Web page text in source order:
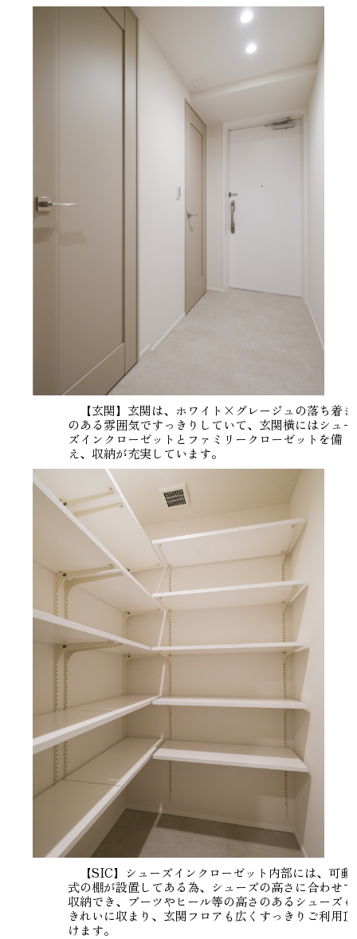
【玄関】玄関は、ホワイト×グレージュの落ち着き
のある雰囲気ですっきりしていて、玄関横にはシュー
ズインクローゼットとファミリークローゼットを備
え、収納が充実しています。
【SIC】シューズインクローゼット内部には、可動
式の棚が設置してある為、シューズの高さに合わせて
収納でき、ブーツやヒール等の高さのあるシューズも
きれいに収まり、玄関フロアも広くすっきりご利用頂
けます。